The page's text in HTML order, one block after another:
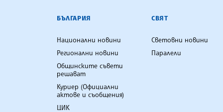
БЪЛГАРСКА ТЕЛЕГРАФНА
БЪЛГАРИЯ
Национални новини
Регионални новини
Общинските съвети
решават
Куриер (Официални
актове и съобщения)
ЦИК
СВЯТ
Световни новини
Паралели